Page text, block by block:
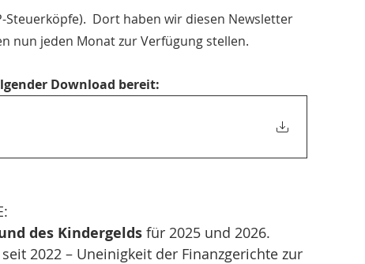
Dort haben wir diesen Newsletter
nun jeden Monat zur Verfügung stellen.
Download bereit:
des Kindergelds für 2025 und 2026.
2022 – Uneinigkeit der Finanzgerichte zur